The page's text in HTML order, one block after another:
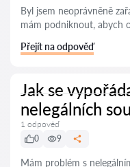
Byl jsem neoprávněně
mám podniknout, abych
Přejít na odpověď
Jak se
nelegálních
1 odpověď
0
9
Mám problém s